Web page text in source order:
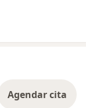
Agendar cita